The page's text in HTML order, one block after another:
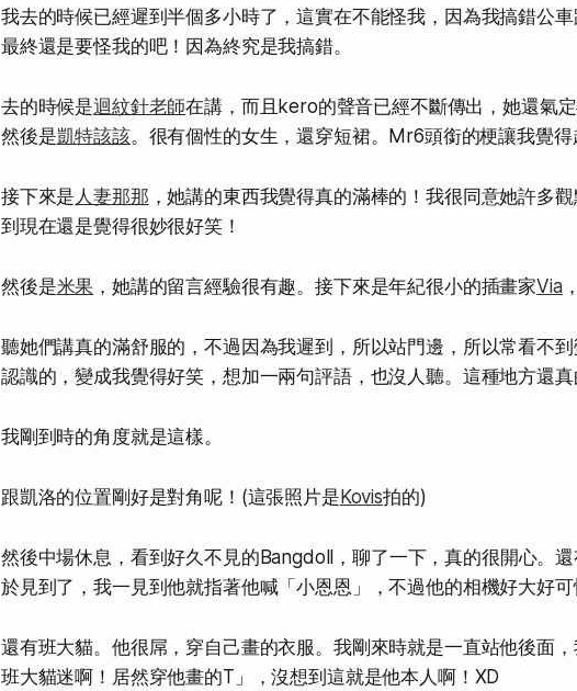
我去的時候已經遲到半個多小時了，這實在不能怪我，因為我搞錯公車
最終還是要怪我的吧！因為終究是我搞錯。
去的時候是迴紋針老師在講，而且kero的聲音已經不斷傳出，她還氣定
然後是凱特該該。很有個性的女生，還穿短裙。Mr6頭銜的梗讓我覺得
接下來是 人妻那那 ，她講的東西我覺得真的滿棒的！我很同意她許多
到現在還是覺得很妙很好笑！
然後是米果 ，她講的留言經驗很有趣。接下來是年紀很小的插畫家Via
聽她們講真的滿舒服的，不過因為我遲到，所以站門邊，所以常看不
認識的，變成我覺得好笑，想加一兩句評語，也沒人聽。這種地方還真
我剛到時的角度就是這樣。
跟凱洛的位置剛好是對角呢！(這張照片是 Kovis拍的)
然後中場休息，看到好久不見的Bangdoll，聊了一下，真的很開心。
於見到了，我一見到他就指著他喊「小恩恩」，不過他的相機好大好
還有班大貓。他很屌，穿自己畫的衣服。我剛來時就是一直站他後面
班大貓迷啊！居然穿他畫的T」，沒想到這就是他本人啊！XD